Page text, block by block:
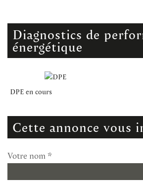
diagnostics de performance
énergétique
DPE en cours
cette annonce vous
Votre nom *